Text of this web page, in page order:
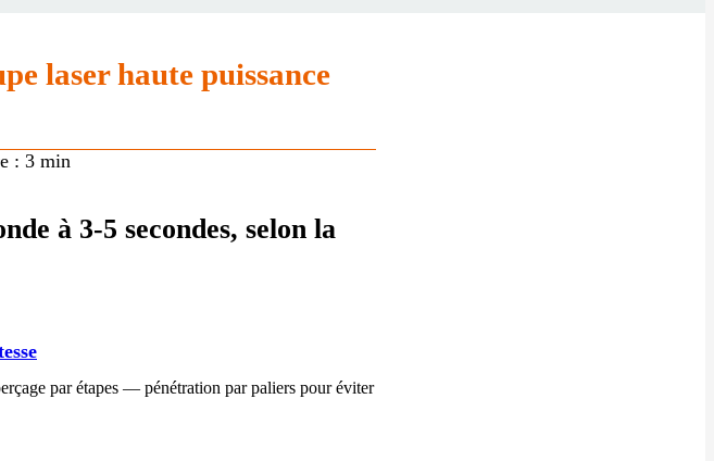
laser haute puissance
: 3 min
à 3-5 secondes, selon la
par étapes — pénétration par paliers pour éviter